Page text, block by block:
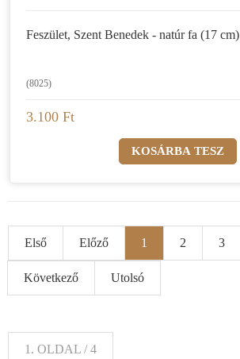
Feszület, Szent Benedek - natúr fa (17 cm)
(8025)
3.100 Ft
Első Előző 1 2 3
Következő Utolsó
1. OLDAL / 4